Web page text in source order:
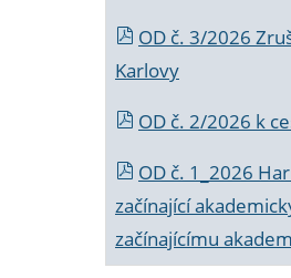
OD č. 3/2026
Karlovy
OD č. 2/2026 k
OD č. 1_2026
začínající
začínajícímu